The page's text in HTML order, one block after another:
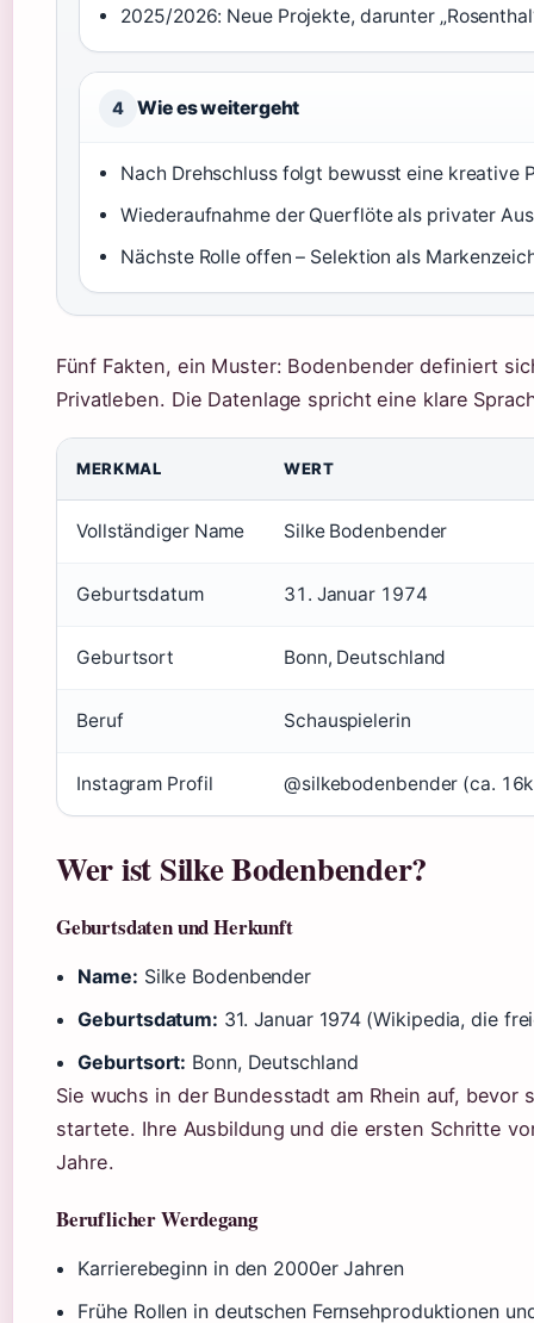
2025/2026: Neue Projekte, darunter
4 Wie es weitergeht
Nach Drehschluss folgt bewusst eine kreative
Wiederaufnahme der Querflöte als privater
Nächste Rolle offen – Selektion als
Fünf Fakten, ein Muster: Bodenbender definiert
Privatleben. Die Datenlage spricht eine klare
MERKMAL WERT
Vollständiger Name Silke Bodenbender
Geburtsdatum 31. Januar 1974
Geburtsort Bonn, Deutschland
Beruf Schauspielerin
Instagram Profil @silkebodenbender (ca.
Wer ist Silke Bodenbender?
Geburtsdaten und Herkunft
Name: Silke Bodenbender
Geburtsdatum: 31. Januar 1974 (Wikipedia, die
Geburtsort: Bonn, Deutschland
Sie wuchs in der Bundesstadt am Rhein auf, bevor
startete. Ihre Ausbildung und die ersten Schritte
Jahre.
Beruflicher Werdegang
Karrierebeginn in den 2000er Jahren
Frühe Rollen in deutschen Fernsehproduktionen